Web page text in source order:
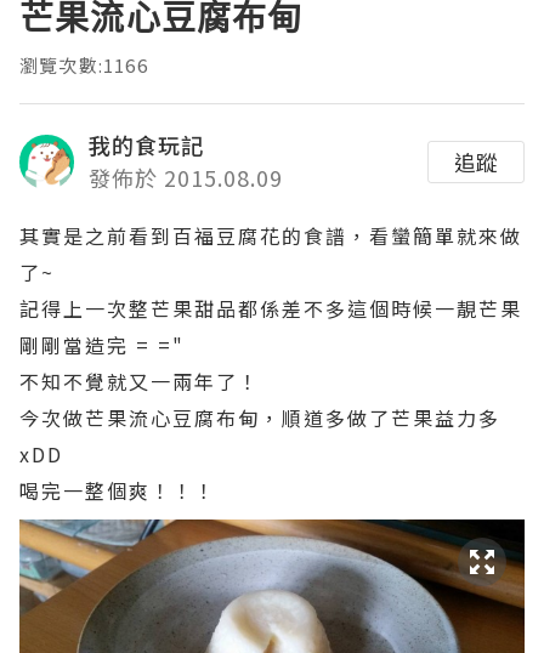
芒果流心豆腐布甸
瀏覽次數:1166
我的食玩記
發佈於 2015.08.09
追蹤
其實是之前看到百福豆腐花的食譜，看蠻簡單就來做
了~
記得上一次整芒果甜品都係差不多這個時候一靚芒果
剛剛當造完 = ="
不知不覺就又一兩年了！
今次做芒果流心豆腐布甸，順道多做了芒果益力多
xDD
喝完一整個爽！！！